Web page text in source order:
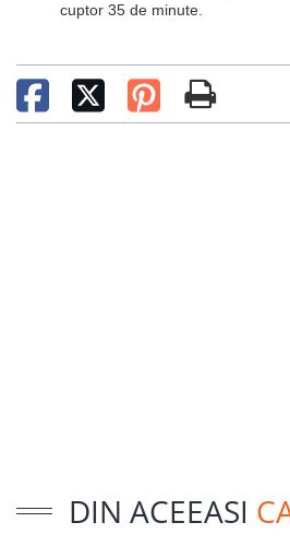
cuptor 35 de minute.
DIN ACEEASI